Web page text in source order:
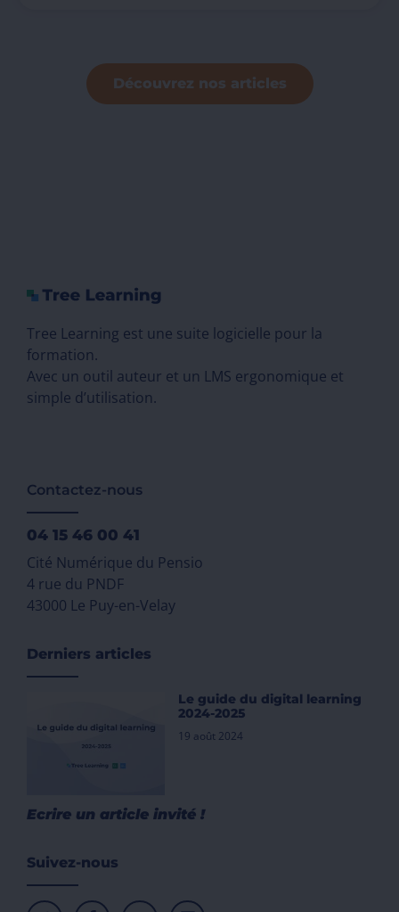
Découvrez nos articles
Tree Learning est une suite logicielle pour la
formation.
Avec un outil auteur et un LMS ergonomique et
simple d’utilisation.
Contactez-nous
04 15 46 00 41
Cité Numérique du Pensio
4 rue du PNDF
43000 Le Puy-en-Velay
Derniers articles
Le guide du digital learning
2024-2025
19 août 2024
Ecrire un article invité !
Suivez-nous